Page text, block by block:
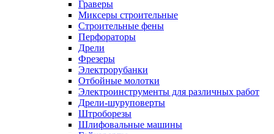
Граверы
Миксеры строительные
Строительные фены
Перфораторы
Дрели
Фрезеры
Электрорубанки
Отбойные молотки
Электроинструменты для различных работ
Дрели-шуруповерты
Штроборезы
Шлифовальные машины